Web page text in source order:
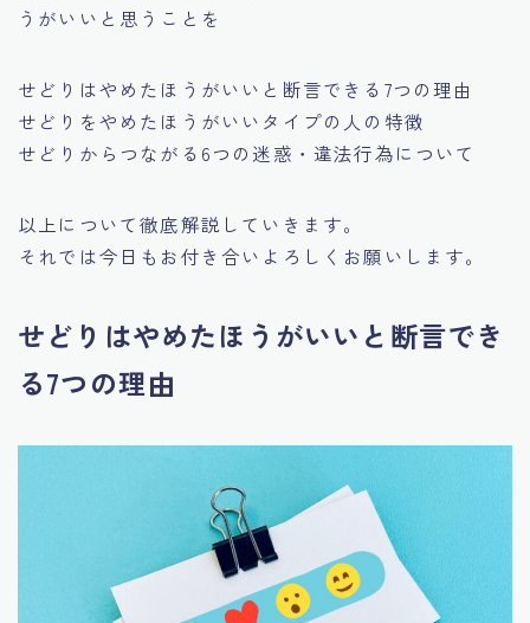
うがいいと思うことを
せどりはやめたほうがいいと断言できる7つの理由
せどりをやめたほうがいいタイプの人の特徴
せどりからつながる6つの迷惑・違法行為について
以上について徹底解説していきます。
それでは今日もお付き合いよろしくお願いします。
せどりはやめたほうがいいと断言でき
る7つの理由